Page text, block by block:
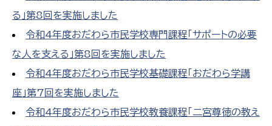
る」第8回を実施しました
令和4年度おだわら市民学校専門課程「サポートの必要
な人を支える」第8回を実施しました
令和4年度おだわら市民学校基礎課程「おだわら学講
座」第7回を実施しました
令和4年度おだわら市民学校教養課程「二宮尊徳の教え